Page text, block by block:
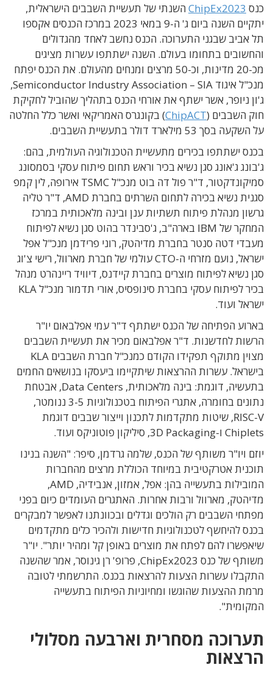
כנס ChipEx2023 השנתי של תעשיית השבבים הישראלית,
יתקיים השנה ביום ג' ה-9 במאי 2023 במרכז הכנסים אקספו
תל אביב שבגני התערוכה. הכנס נחשב לאחד מהגדולים
והחשובים בתחומו בעולם. השנה ישתתפו עשרות מציגים
מכ-20 מדינות, וכ-50 מרצים ומנחים מהעולם. את הכנס יפתח
מנכ"ל איגוד Semiconductor Industry Association – SIA,
ג'ון ניופר, אשר ישתף את אורחי הכנס בתהליך שהוביל לחקיקת
חוק השבבים (ChipACT) בקונגרס האמריקאי ואשר כלל החלטה
על השקעה בסך 53 מילארד דולר בתעשיית השבבים.
בכנס ישתתפו בכירים מתעשיית הטכנולוגיה העולמית, בהם:
ג'בונג ג'אונג סגן נשיא בכיר וראש תחום פיתוח עסקי בסמסונג
סמיקונדקטור, ד"ר פול דה בוט מנכ"ל TSMC אירופה, לין קמפ
סגנית נשיא בכירה לתחום השרתים בחברת AMD, ד"ר טליה
גרשון מנהלת פיתוח תשתיות ענן ובינה מלאכותית במרכז
המחקר של IBM בארה"ב, ג'סבינדר בהוט סגן נשיא לפיתוח
מעבדי דטה סנטר בחברת מדיהטק, רוני פרידמן מנכ"ל אפל
ישראל, נועם מזרחי ה-CTO עולמי של חברת מארוול, רישי צ'וג
סגן נשיא לפיתוח מוצרים בחברת קיידנס, דיוויד ריינהרט מנהל
בכיר לפיתוח עסקי בחברת סינופסיס, אורי תדמור מנכ"ל KLA
ישראל ועוד.
בארוע הפתיחה של הכנס ישתתף ד"ר עמי אפלבאום יו"ר
הרשות לחדשנות. ד"ר אפלבאום מכיר את תעשיית השבבים
מצוין מתוקף תפקידו הקודם כמנכ"ל חברת השבבים KLA
בישראל. עשרות ההרצאות שיתקיימו ביעסקו בנושאים החמים
בתעשיה, דוגמת: בינה מלאכותית, Data Centers, אבטחת
נתונים בחומרה, אתגרי הפיתוח בטכנולוגיות 3-5 ננומטר,
RISC-V, שיטות מתקדמות לתכנון וייצור שבבים דוגמת
Chiplets ו-3D Packaging, סיליקון פוטוניקס ועוד.
יוזם ויו"ר משותף של הכנס, שלמה גרדמן, סיפר: "השנה בנינו
תוכנית אטרקטיבית במיוחד הכוללת מרצים מהחברות
המובילות בתעשייה בהן: אפל, אמזון, אנבידיה, AMD,
מדיהטק, מארוול ורבות אחרות. האתגרים העומדים כיום בפני
מפתחי השבבים רק הולכים וגדלים ובכוונתנו לאפשר למבקרים
בכנס להיחשף לטכנולוגיות חדישות ולהכיר כלים מתקדמים
שיאפשרו להם לפתח את מוצרים באופן קל ומהיר יותר". יו"ר
משותף של כנס ChipEx2023, פרופ' רן גינוסר, אמר שהשנה
התקבלו עשרות הצעות להרצאות בכנס. התרשמתי לטובה
מרמת ההצעות שהוגשו ומחיוניות הפיתוח בתעשייה
המקומית".
תערוכה מסחרית וארבעה מסלולי
הרצאות